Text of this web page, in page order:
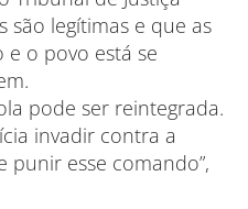
são legítimas e que as
e o povo está se
pode ser reintegrada.
invadir contra a
punir esse comando”,